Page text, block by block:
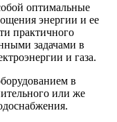
оптимальные
энергии и ее
практичного
задачами в
и газа.
в
или же